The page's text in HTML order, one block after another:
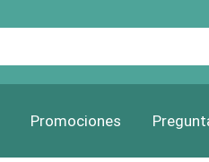
Promociones